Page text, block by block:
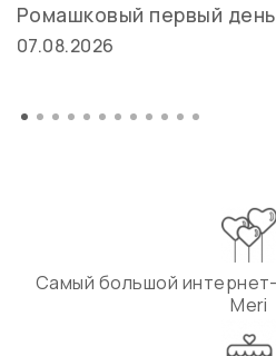
Ромашковый первый
07.08.2026
Самый большой
Meri